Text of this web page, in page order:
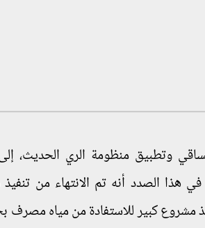
وتطبيق منظومة الري الحديث،
هذا الصدد أنه تم الانتهاء من
مشروع كبير للاستفادة من مياه مصرف